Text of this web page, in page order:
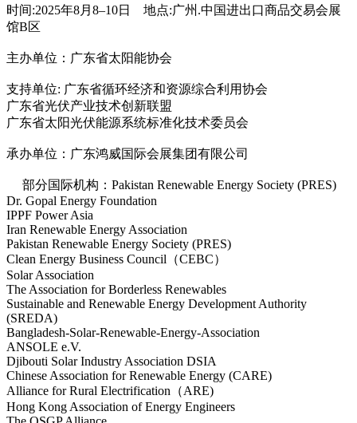
时间:2025年8月8–10日 地点:广州.中国进出口商品交易会展
馆B区
主办单位：广东省太阳能协会
支持单位: 广东省循环经济和资源综合利用协会
广东省光伏产业技术创新联盟
广东省太阳光伏能源系统标准化技术委员会
承办单位：广东鸿威国际会展集团有限公司
部分国际机构：Pakistan Renewable Energy Society (PRES)
Dr. Gopal Energy Foundation
IPPF Power Asia
Iran Renewable Energy Association
Pakistan Renewable Energy Society (PRES)
Clean Energy Business Council（CEBC）
Solar Association
The Association for Borderless Renewables
Sustainable and Renewable Energy Development Authority
(SREDA)
Bangladesh-Solar-Renewable-Energy-Association
ANSOLE e.V.
Djibouti Solar Industry Association DSIA
Chinese Association for Renewable Energy (CARE)
Alliance for Rural Electrification（ARE)
Hong Kong Association of Energy Engineers